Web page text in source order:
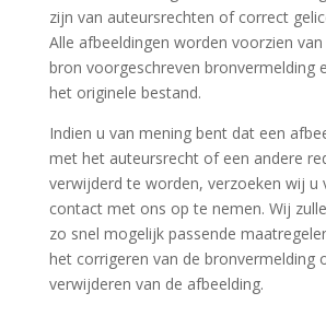
zijn van auteursrechten of correct
Alle afbeeldingen worden voorzien
bron voorgeschreven bronvermelding
het originele bestand.
Indien u van mening bent dat een
met het auteursrecht of een andere
verwijderd te worden, verzoeken wij u
contact met ons op te nemen. Wij
zo snel mogelijk passende
het corrigeren van de bronvermelding
verwijderen van de afbeelding.